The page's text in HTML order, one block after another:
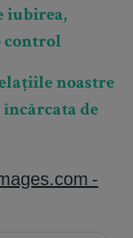
iubirea,
control
noastre
de
-